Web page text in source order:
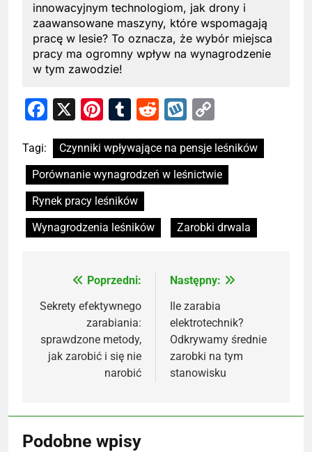
innowacyjnym technologiom, jak drony i
zaawansowane maszyny, które wspomagają
pracę w lesie? To oznacza, że wybór miejsca
pracy ma ogromny wpływ na wynagrodzenie
w tym zawodzie!
Facebook
X Pinterest
Tumblr
RedditWykop
Link
Tagi:
Czynniki wpływające na pensje leśników
Porównanie wynagrodzeń w leśnictwie
Rynek pracy leśników
Wynagrodzenia leśników
Zarobki drwala
Nawigacja
wpisu
Poprzedni:
Sekrety efektywnego
zarabiania:
sprawdzone metody,
jak zarobić i się nie
narobić
Następny:
Ile zarabia
elektrotechnik?
Odkrywamy średnie
zarobki na tym
stanowisku
Podobne wpisy